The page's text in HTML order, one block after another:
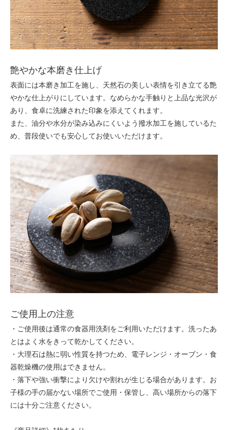
艶やかな本磨き仕上げ
表面には本磨き加工を施し、天然石の美しい表情を引き立てる艶
やかな仕上がりにしています。なめらかな手触りと上品な光沢が
あり、食卓に洗練された印象を添えてくれます。
また、油分や水分が染み込みにくいよう撥水加工を施しているた
め、普段使いでも安心してお使いいただけます。
ご使用上の注意
・ご使用後は通常の食器用洗剤をご利用いただけます。洗ったあ
とはよく水をきって乾かしてください。
・大理石は熱に弱い性質を持つため、電子レンジ・オーブン・食
器乾燥機の使用はできません。
・落下や強い衝撃により欠けや割れが生じる場合があります。お
子様の手の届かない場所でご使用・保管し、高い場所からの落下
には十分ご注意ください。